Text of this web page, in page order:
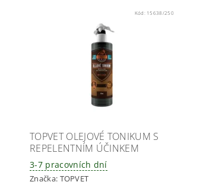
Kód: 15638/250
TOPVET OLEJOVÉ TONIKUM S
REPELENTNÍM ÚČINKEM
3-7 pracovních dní
Značka: TOPVET